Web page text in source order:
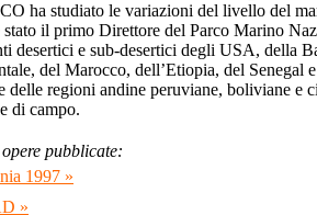
ha studiato le variazioni del livello del
stato il primo Direttore del Parco Marino
desertici e sub-desertici degli USA, della
del Marocco, dell’Etiopia, del Senegal
delle regioni andine peruviane, boliviane e
di campo.
opere pubblicate:
1997 »
»